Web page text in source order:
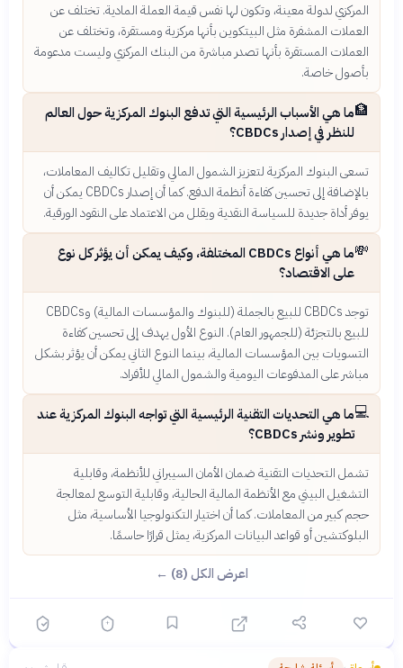
المركزي لدولة معينة، وتكون لها نفس قيمة العملة المادية. تختلف عن
العملات المشفرة مثل البيتكوين بأنها مركزية ومستقرة، وتختلف عن
العملات المستقرة بأنها تصدر مباشرة من البنك المركزي وليست مدعومة
بأصول خاصة.
🏦ما هي الأسباب الرئيسية التي تدفع البنوك المركزية حول العالم
للنظر في إصدار CBDCs؟
تسعى البنوك المركزية لتعزيز الشمول المالي وتقليل تكاليف المعاملات،
بالإضافة إلى تحسين كفاءة أنظمة الدفع. كما أن إصدار CBDCs يمكن أن
يوفر أداة جديدة للسياسة النقدية ويقلل من الاعتماد على النقود الورقية.
💸
ما هي أنواع CBDCs المختلفة، وكيف يمكن أن يؤثر كل نوع
على الاقتصاد؟
توجد CBDCs للبيع بالجملة (للبنوك والمؤسسات المالية) وCBDCs
للبيع بالتجزئة (للجمهور العام). النوع الأول يهدف إلى تحسين كفاءة
التسويات بين المؤسسات المالية، بينما النوع الثاني يمكن أن يؤثر بشكل
مباشر على المدفوعات اليومية والشمول المالي للأفراد.
💻ما هي التحديات التقنية الرئيسية التي تواجه البنوك المركزية عند
تطوير ونشر CBDCs؟
تشمل التحديات التقنية ضمان الأمان السيبراني للأنظمة، وقابلية
التشغيل البيني مع الأنظمة المالية الحالية، وقابلية التوسع لمعالجة
حجم كبير من المعاملات. كما أن اختيار التكنولوجيا الأساسية، مثل
البلوكتشين أو قواعد البيانات المركزية، يمثل قرارًا حاسمًا.
اعرض الكل (8) ←